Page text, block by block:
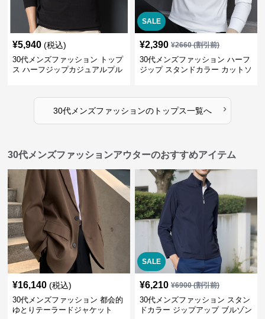
¥5,940 (税込)
30代メンズファッション トップ
ス ハーフジップカジュアルプル
SALE
¥2,390 ¥2660(割引前)
30代メンズファッション ハーフ
ジップ スタンドカラー カットソ
30代メンズファッションのトップス一覧へ ›
30代メンズファッションアウターのおすすめアイテム
¥16,140 (税込)
30代メンズファッション 都会的
ゆとりテーラードジャケット
SALE
¥6,210 ¥6900(割引前)
30代メンズファッション スタン
ドカラー ジップアップ ブルゾン